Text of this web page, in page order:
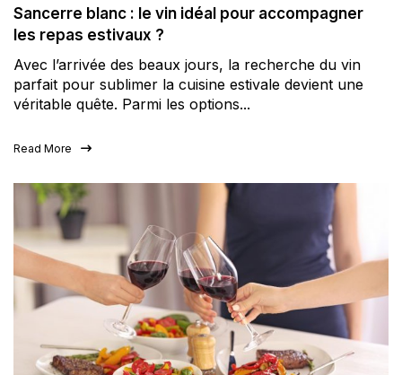
Sancerre blanc : le vin idéal pour accompagner
les repas estivaux ?
Avec l’arrivée des beaux jours, la recherche du vin
parfait pour sublimer la cuisine estivale devient une
véritable quête. Parmi les options...
Read More